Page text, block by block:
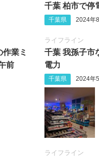
千葉 柏市で停
千葉県 2024年
業ミ
前
ライフライン
千葉 我孫子市
電力
千葉県 2024年
ライフライン